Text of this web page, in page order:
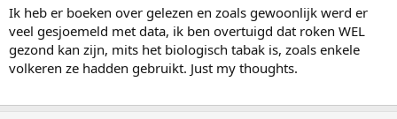
Ik heb er boeken over gelezen en zoals gewoonlijk werd er
veel gesjoemeld met data, ik ben overtuigd dat roken WEL
gezond kan zijn, mits het biologisch tabak is, zoals enkele
volkeren ze hadden gebruikt. Just my thoughts.